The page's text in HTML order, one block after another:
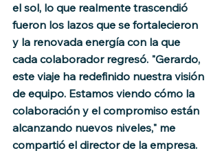
el sol, lo que realmente trascendió
fueron los lazos que se fortalecieron
y la renovada energía con la que
cada colaborador regresó. "Gerardo,
este viaje ha redefinido nuestra visión
de equipo. Estamos viendo cómo la
colaboración y el compromiso están
alcanzando nuevos niveles," me
compartió el director de la empresa.